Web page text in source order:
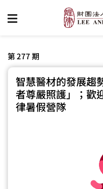
第 277 期
智慧醫材的發展趨
者尊嚴照護」；歡
律暑假營隊